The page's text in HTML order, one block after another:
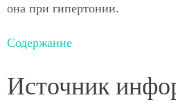
она при гипертонии.
Содержание
Источник